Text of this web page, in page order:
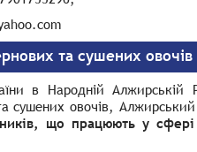
та сушених овочів
в Народній Алжирській
сушених овочів,
що працюють у